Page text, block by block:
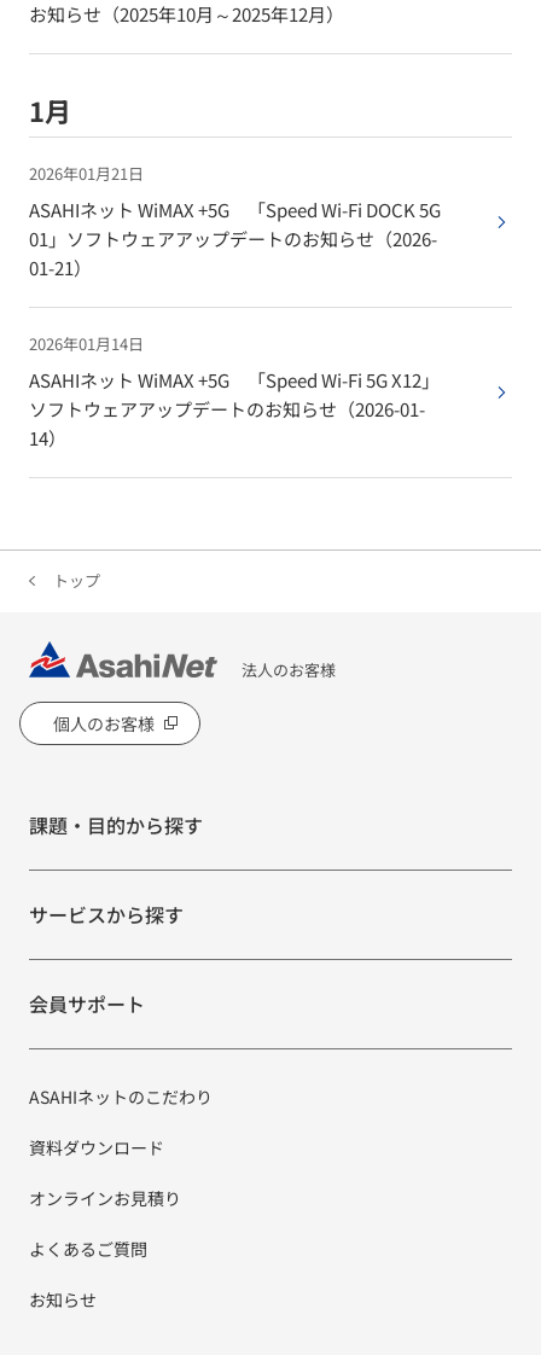
お知らせ（2025年10月～2025年12月）
1月
2026年01月21日
ASAHIネット WiMAX +5G 「Speed Wi-Fi DOCK 5G
01」ソフトウェアアップデートのお知らせ（2026-
01-21）
2026年01月14日
ASAHIネット WiMAX +5G 「Speed Wi-Fi 5G X12」
ソフトウェアアップデートのお知らせ（2026-01-
14）
トップ
法人のお客様
個人のお客様
課題・目的から探す
サービスから探す
会員サポート
ASAHIネットのこだわり
資料ダウンロード
オンラインお見積り
よくあるご質問
お知らせ